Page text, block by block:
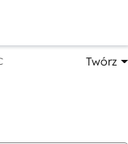
Twórz